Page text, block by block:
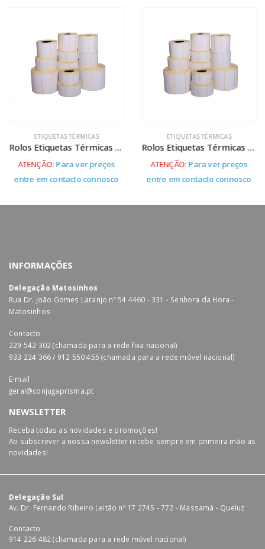
ETIQUETAS TÉRMICAS
Rolos Etiquetas Térmicas – 59x60mm
ATENÇÃO: Para ver preços
entre em contacto connosco
ETIQUETAS TÉRMICAS
Rolos Etiquetas Térmicas – 57x45mm
ATENÇÃO: Para ver preços
entre em contacto connosco
INFORMAÇÕES
Delegação Matosinhos
Rua Dr. João Gomes Laranjo nº 54 4460 - 331 - Senhora da Hora -
Matosinhos
Contacto
229 542 302 (chamada para a rede fixa nacional)
933 224 366 / 912 550 455 (chamada para a rede móvel nacional)
E-mail
geral@conjugaprisma.pt
NEWSLETTER
Receba todas as novidades e promoções!
Ao subscrever a nossa newsletter recebe sempre em primeira mão as
novidades!
Delegação Sul
Av. Dr. Fernando Ribeiro Leitão nº 17 2745 - 772 - Massamá - Queluz
Contacto
914 226 482 (chamada para a rede móvel nacional)